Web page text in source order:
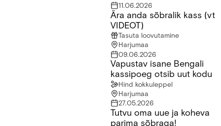
11.06.2026
Ära anda sõbralik kass (vt VIDEOT)Ära anda sõbralik kass (vt
VIDEOT)
Tasuta loovutamine
Harjumaa
09.06.2026
Vapustav isane Bengali kassipoeg otsib uut kodu
Vapustav isane Bengali
kassipoeg otsib uut kodu
Hind kokkuleppel
Harjumaa
27.05.2026
Tutvu oma uue ja koheva parima sõbraga!Tutvu oma uue ja koheva
parima sõbraga!